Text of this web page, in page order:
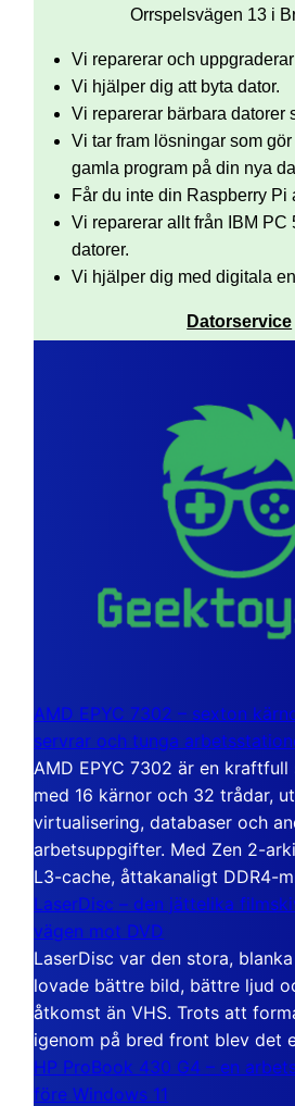
Orrspelsvägen 13 i
Vi reparerar och
Vi hjälper dig att byta dator.
Vi reparerar bärbara datorer
Vi tar fram lösningar som
gamla program på din nya
Får du inte din Raspberry Pi
Vi reparerar allt från IBM PC
datorer.
Vi hjälper dig med digitala
Datorservice
AMD EPYC 7302 – sexton
servrar och tunga
AMD EPYC 7302 är en
med 16 kärnor och 32 trådar,
virtualisering, databaser och
arbetsuppgifter. Med Zen 2-
L3-cache, åttakanaligt DDR4-
LaserDisc – den jättelika
vägen mot DVD
LaserDisc var den stora,
lovade bättre bild, bättre ljud
åtkomst än VHS. Trots att
igenom på bred front blev det
HP ProBook 430 G4 – en
före Windows 11